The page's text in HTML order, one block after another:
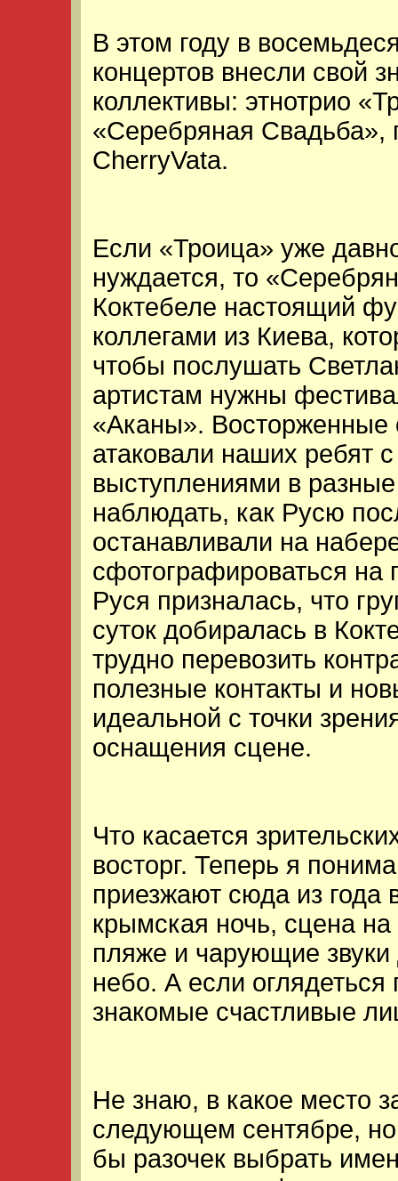
В этом году в
концертов внесли свой
коллективы: этнотрио
«Серебряная Свадьба»,
CherryVata.
Если «Троица» уже
нуждается, то
Коктебеле настоящий
коллегами из Киева,
чтобы послушать
артистам нужны
«Аканы». Восторженные
атаковали наших ребят
выступлениями в
наблюдать, как Русю
останавливали на
сфотографироваться на
Руся призналась, что
суток добиралась в
трудно перевозить
полезные контакты и
идеальной с точки
оснащения сцене.
Что касается
восторг. Теперь я
приезжают сюда из года
крымская ночь, сцена
пляже и чарующие
небо. А если
знакомые счастливые
Не знаю, в какое место
следующем сентябре,
бы разочек выбрать